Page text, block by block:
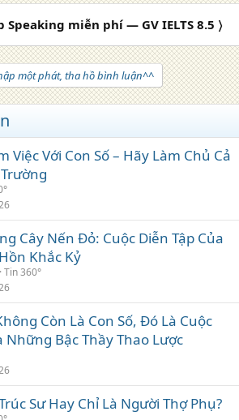
Speaking miễn phí — GV IELTS 8.5 〉
một phát, tha hồ bình luận^^
Việc Với Con Số – Hãy Làm Chủ Cả
Cây Nến Đỏ: Cuộc Diễn Tập Của
Khắc Kỷ
Tin 360°
Còn Là Con Số, Đó Là Cuộc
Những Bậc Thầy Thao Lược
Sư Hay Chỉ Là Người Thợ Phụ?